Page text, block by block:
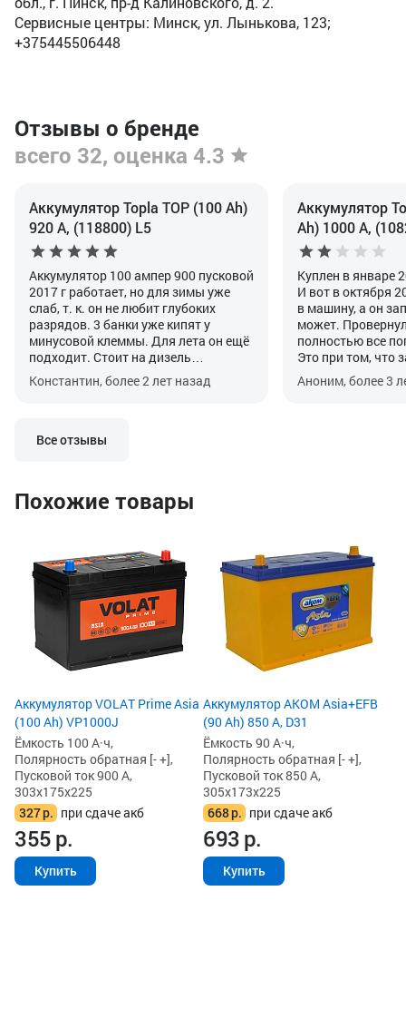
Сервисные центры: Минск, ул. Лынькова, 123;
+375445506448
Отзывы о бренде
всего 32, оценка 4.3
Аккумулятор Topla TOP (100 Ah)
920 А, (118800) L5
Аккумулятор 100 ампер 900 пусковой
2017 г работает, но для зимы уже
слаб, т. к. он не любит глубоких
разрядов. 3 банки уже кипят у
минусовой клеммы. Для лета он ещё
подходит. Стоит на дизель
автомобиль Мерседес спринтер
2001г. Гарантия была, когда
зарядку домашнюю, чтоб работал на
Константин, более 2 лет назад
Аккумулятор
Ah) 1000 А,
Куплен в январе
И вот в октября
в машину, а он
может.
полностью все
Это при том, что
генератора
вольтметром,
поддержки.
запустить авто.
Сдать по
потерялся
он неладен.
Аноним, более 3
Все отзывы
Похожие товары
Аккумулятор VOLAT Prime Asia
(100 Ah) VP1000J
Ёмкость 100 А·ч,
Полярность обратная [- +],
Пусковой ток 900 А,
303x175x225
327р. при сдаче акб
355р.
Купить
Аккумулятор AKOM Asia+EFB
(90 Ah) 850 А, D31
Ёмкость 90 А·ч,
Полярность обратная [- +],
Пусковой ток 850 А,
305x173x225
668р. при сдаче акб
693р.
Купить